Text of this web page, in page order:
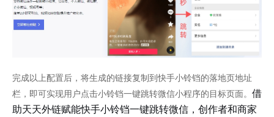
完成以上配置后，将生成的链接复制到快手小铃铛的落地页地址
栏，即可实现用户点击小铃铛一键跳转微信小程序的目标页面。 借
助天天外链赋能快手小铃铛一键跳转微信，创作者和商家